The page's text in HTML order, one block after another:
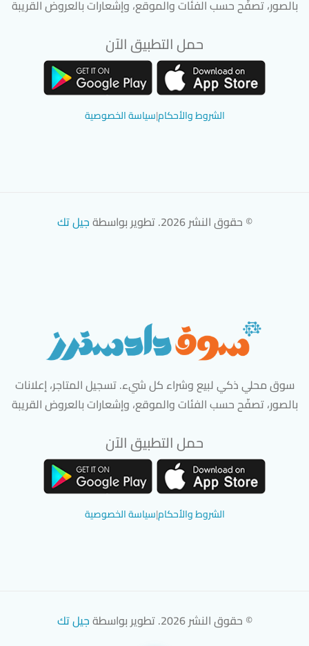
بالصور، تصفّح حسب الفئات والموقع، وإشعارات بالعروض القريبة
حمل التطبيق الآن
الشروط والأحكام|سياسة الخصوصية
© حقوق النشر 2026. تطوير بواسطة جيل تك
سوق محلي ذكي لبيع وشراء كل شيء. تسجيل المتاجر، إعلانات
بالصور، تصفّح حسب الفئات والموقع، وإشعارات بالعروض القريبة
حمل التطبيق الآن
الشروط والأحكام|سياسة الخصوصية
© حقوق النشر 2026. تطوير بواسطة جيل تك